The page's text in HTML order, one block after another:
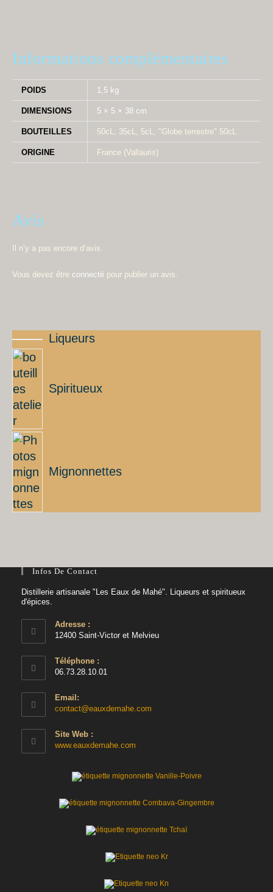
Informations complémentaires
POIDS 1,5 kg
DIMENSIONS 5 × 5 × 38 cm
BOUTEILLES 50cL, 35cL, 5cL, "Globe terrestre" 50cL
ORIGINE France (Vallauris)
Avis
Il n’y a pas encore d’avis.
Vous devez être connecté pour publier un avis.
Liqueurs
Spiritueux
Mignonnettes
Infos De Contact
Distillerie artisanale "Les Eaux de Mahé". Liqueurs et spiritueux
d'épices.
Adresse :
12400 Saint-Victor et Melvieu
Téléphone :
06.73.28.10.01
Email:
contact@eauxdemahe.com
Site Web :
www.eauxdemahe.com